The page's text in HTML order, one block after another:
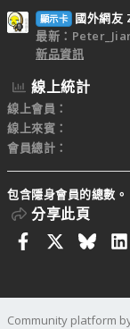
顯示卡
國外網友
最新：
新品資訊
線上統計
線上會員
線上來賓
會員總計
包含隱身會員的總數。
分享此頁
Facebook
Community platform